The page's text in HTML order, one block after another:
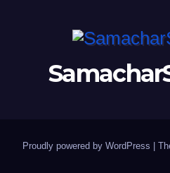
Proudly powered by WordPress |